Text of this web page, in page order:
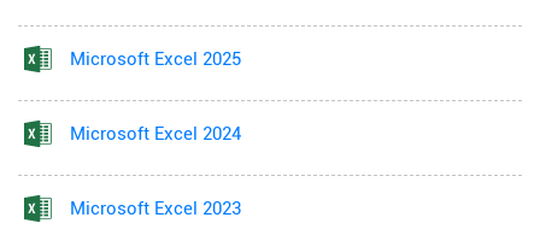
Microsoft Excel 2025
Microsoft Excel 2024
Microsoft Excel 2023